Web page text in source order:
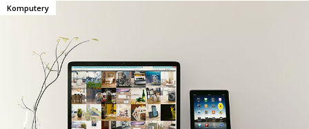
Komputery